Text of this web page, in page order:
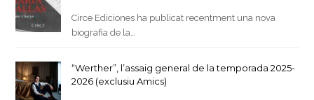
Circe Ediciones ha publicat recentment una nova
biografia de la…
“Werther”, l’assaig general de la temporada 2025-
2026 (exclusiu Amics)